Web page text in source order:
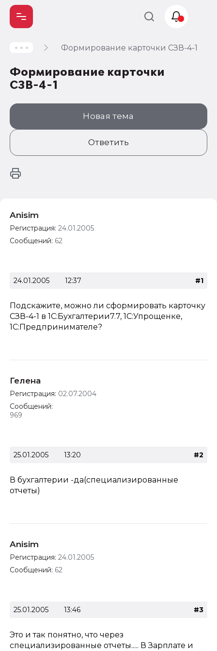
Формирование карточки СЗВ-4-1
Формирование карточки
СЗВ-4-1
Новая тема
Ответить
Anisim
Регистрация: 24.01.2005
Сообщений: 62
24.01.2005 12:37 #1
Подскажите, можно ли сформировать карточку
СЗВ-4-1 в 1С:Бухгалтерии7.7, 1С:Упрощенке,
1С:Предпринимателе?
Гелена
Регистрация: 02.07.2004
Сообщений:
969
25.01.2005 13:20 #2
В бухгалтерии -да(специализированные
отчеты)
Anisim
Регистрация: 24.01.2005
Сообщений: 62
25.01.2005 13:46 #3
Это и так понятно, что через
специализированные отчеты..... В Зарплате и
Учет и
Автоматизация